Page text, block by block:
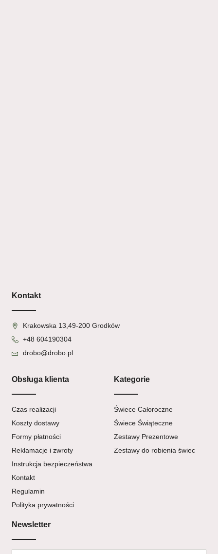
Kontakt
Krakowska 13,49-200 Grodków
+48 604190304
drobo@drobo.pl
Obsługa klienta
Czas realizacji
Koszty dostawy
Formy płatności
Reklamacje i zwroty
Instrukcja bezpieczeństwa
Kontakt
Regulamin
Polityka prywatności
Kategorie
Świece Całoroczne
Świece Świąteczne
Zestawy Prezentowe
Zestawy do robienia świec
Newsletter